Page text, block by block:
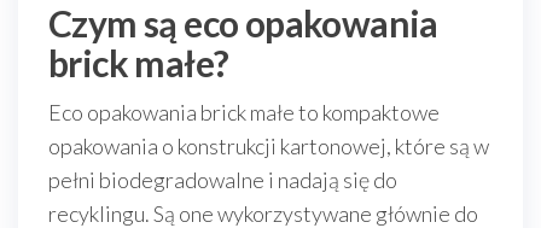
Czym są eco opakowania
brick małe?
Eco opakowania brick małe to kompaktowe
opakowania o konstrukcji kartonowej, które są w
pełni biodegradowalne i nadają się do
recyklingu. Są one wykorzystywane głównie do